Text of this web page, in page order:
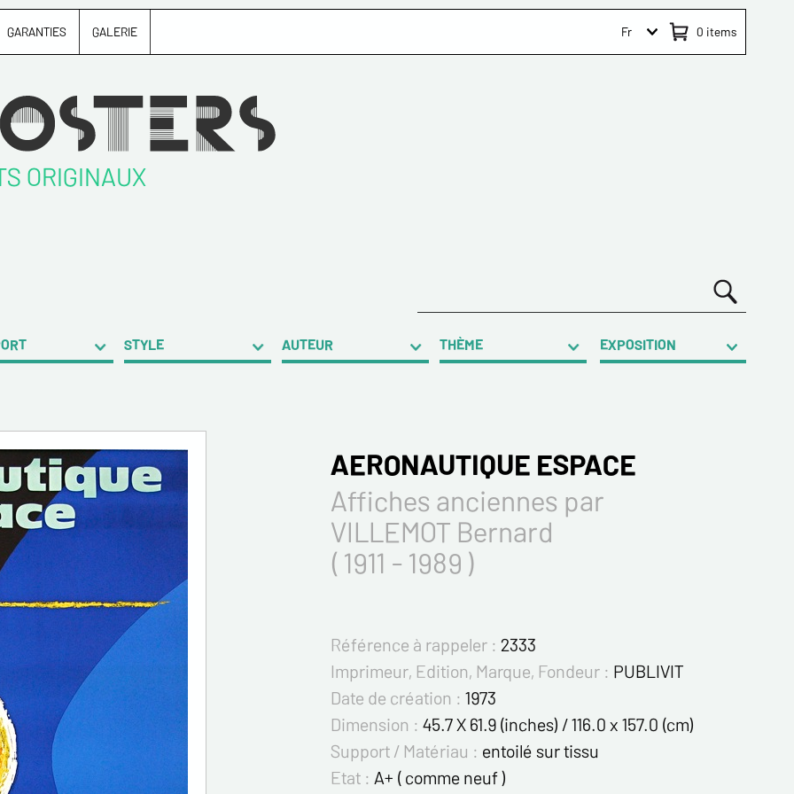
GARANTIES GALERIE 0 items
Fr
ORIGINAUX
STYLE AUTEUR THÈME EXPOSITION
AERONAUTIQUE ESPACE
Affiches anciennes par
VILLEMOT Bernard
( 1911 - 1989 )
Référence à rappeler : 2333
Imprimeur, Edition, Marque, Fondeur : PUBLIVIT
Date de création : 1973
Dimension : 45.7 X 61.9 (inches) / 116.0 x 157.0 (cm)
Support / Matériau : entoilé sur tissu
Etat : A+ ( comme neuf )